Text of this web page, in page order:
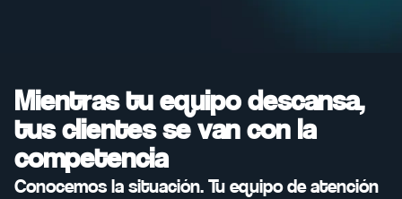
Mientras tu equipo descansa,
tus clientes se van con la
competencia
Conocemos la situación. Tu equipo de atención